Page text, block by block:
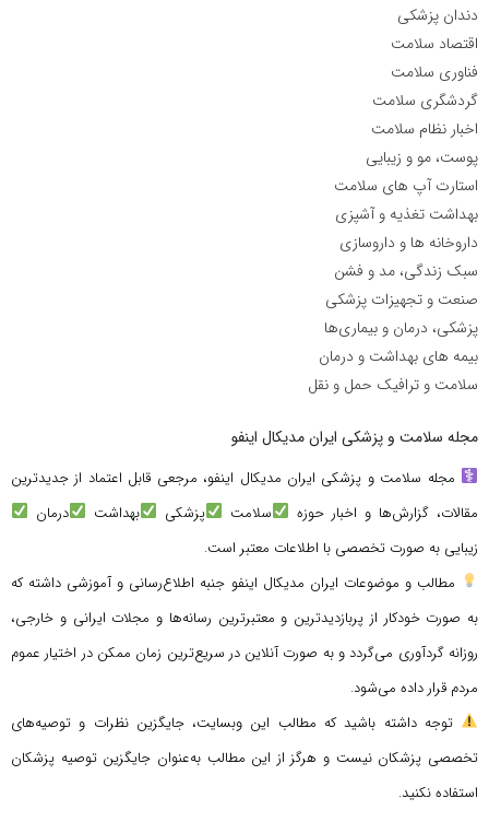
دندان پزشکی
اقتصاد سلامت
فناوری سلامت
گردشگری سلامت
اخبار نظام سلامت
پوست، مو و زیبایی
استارت آپ های سلامت
بهداشت تغذیه و آشپزی
داروخانه ها و داروسازی
سبک زندگی، مد و فشن
صنعت و تجهیزات پزشکی
پزشکی، درمان و بیماری‌ها
بیمه های بهداشت و درمان
سلامت و ترافیک حمل و نقل
مجله سلامت و پزشکی ایران مدیکال اینفو
مجله سلامت و پزشکی ایران مدیکال اینفو، مرجعی قابل اعتماد از جدیدترین
مقالات، گزارش‌ها و اخبار حوزه
سلامت پزشکی بهداشت
درمان
زیبایی به صورت تخصصی با اطلاعات معتبر است.
مطالب و موضوعات ایران مدیکال اینفو جنبه اطلاع‌رسانی و آموزشی داشته که
به صورت خودکار از پربازدیدترین و معتبرترین رسانه‌ها و مجلات ایرانی و خارجی،
روزانه گردآوری می‌گردد و به صورت آنلاین در سریع‌ترین زمان ممکن در اختیار عموم
مردم قرار داده می‌شود.
توجه داشته باشید که مطالب این وبسایت، جایگزین نظرات و توصیه‌های
تخصصی پزشکان نیست و هرگز از این مطالب به‌عنوان جایگزین توصیه پزشکان
استفاده نکنید.